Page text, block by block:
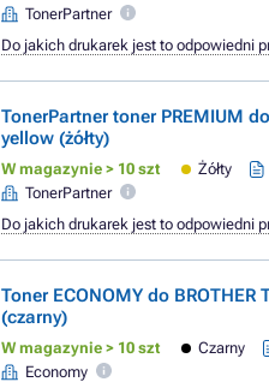
TonerPartner
Do jakich drukarek jest to odpowiedni
TonerPartner toner PREMIUM
yellow (żółty)
W magazynie > 10 szt Żółty
TonerPartner
Do jakich drukarek jest to odpowiedni
Toner ECONOMY do BROTHER
(czarny)
W magazynie > 10 szt Czarny
Economy